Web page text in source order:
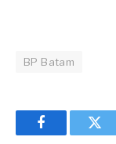
BP Batam
Facebook